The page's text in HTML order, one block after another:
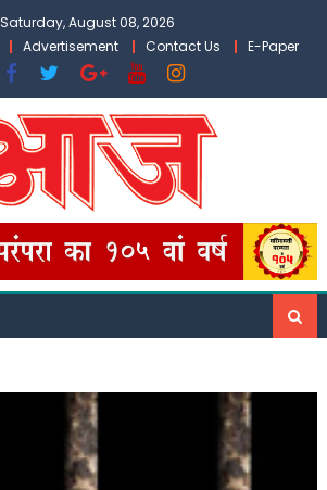
Saturday, August 08, 2026
Advertisement Contact Us E-Paper